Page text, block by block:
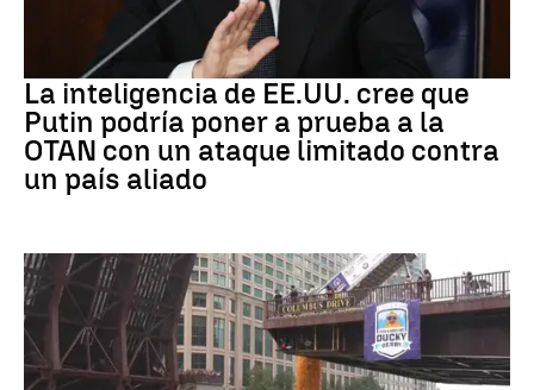
La inteligencia de EE.UU. cree que
Putin podría poner a prueba a la
OTAN con un ataque limitado contra
un país aliado